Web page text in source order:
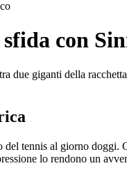
con
due giganti della
tennis al giorno
lo rendono un